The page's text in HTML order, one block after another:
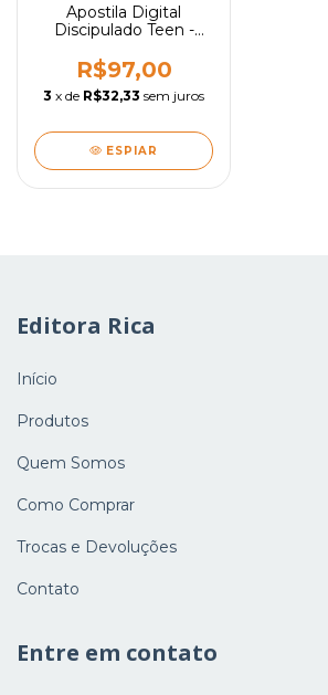
Apostila Digital
Discipulado Teen -
R$97,00
3 x de R$32,33 sem juros
ESPIAR
Editora Rica
Início
Produtos
Quem Somos
Como Comprar
Trocas e Devoluções
Contato
Entre em contato